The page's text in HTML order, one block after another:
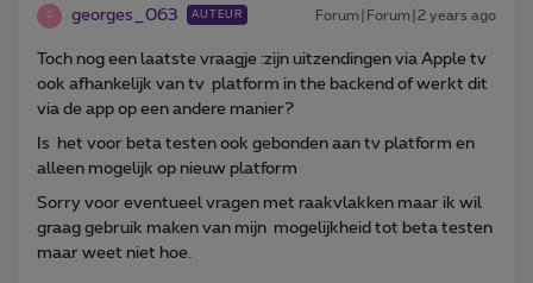
G georges_063 AUTEUR Forum|Forum|2 years ago
Toch nog een laatste vraagje :zijn uitzendingen via Apple tv
ook afhankelijk van tv platform in the backend of werkt dit
via de app op een andere manier?
Is het voor beta testen ook gebonden aan tv platform en
alleen mogelijk op nieuw platform
Sorry voor eventueel vragen met raakvlakken maar ik wil
graag gebruik maken van mijn mogelijkheid tot beta testen
maar weet niet hoe.